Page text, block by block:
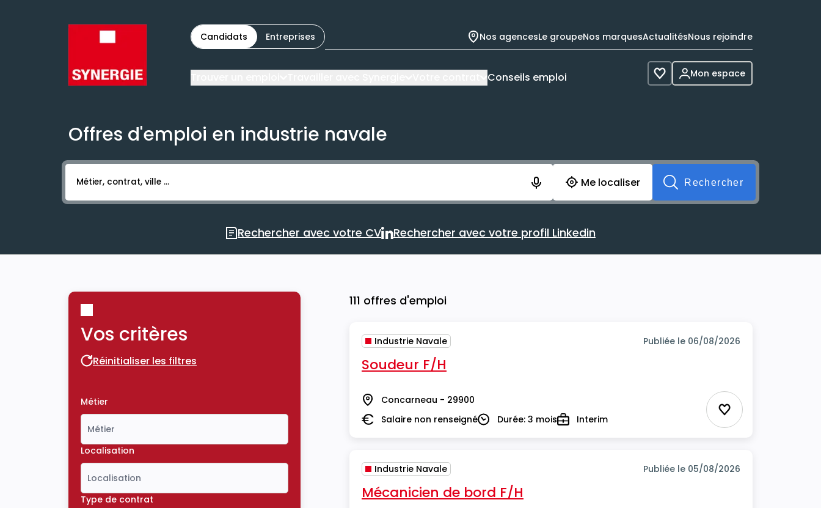
Candidats Entreprises Nos agencesLe groupeNos marquesActualitésNous rejoindre
Conseils emploi Voir les favoris
Mon espace
Offres d'emploi en industrie navale
Activer l’élément pour lancer l’enregistrement. Vous aurez 10 secondes pour enregistrer votre recherche avant soumission du formulaire. Vous
Me localiser
Rechercher
Rechercher avec votre CV
Rechercher avec votre CV
Rechercher avec votre profil Linkedin
Rechercher avec votre profil Linkedin
Vos critères
Réinitialiser les filtres
Réinitialiser les filtres
Métier
Localisation
Type de contrat
111 offres d'emploi
Industrie Navale Publiée le 06/08/2026
Soudeur F/H
Lieu Concarneau - 29900
SalaireSalaire non renseignéDuréeDurée: 3 moisTypeInterim Ajouter aux
Industrie Navale Publiée le 05/08/2026
Mécanicien de bord F/H